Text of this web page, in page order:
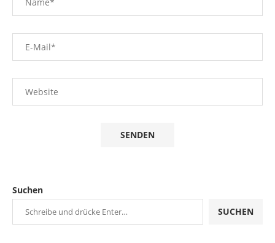
Suchen
SUCHEN